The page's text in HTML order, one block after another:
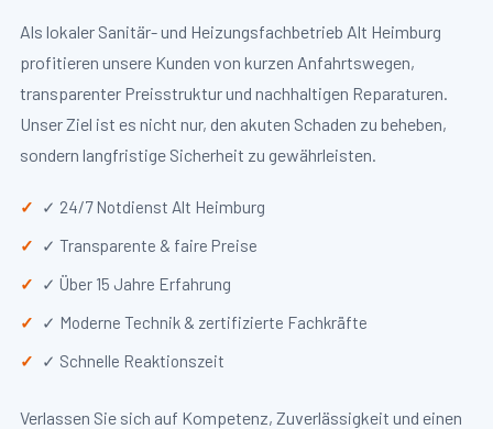
Als lokaler Sanitär- und Heizungsfachbetrieb Alt Heimburg
profitieren unsere Kunden von kurzen Anfahrtswegen,
transparenter Preisstruktur und nachhaltigen Reparaturen.
Unser Ziel ist es nicht nur, den akuten Schaden zu beheben,
sondern langfristige Sicherheit zu gewährleisten.
✓ 24/7 Notdienst Alt Heimburg
✓ Transparente & faire Preise
✓ Über 15 Jahre Erfahrung
✓ Moderne Technik & zertifizierte Fachkräfte
✓ Schnelle Reaktionszeit
Verlassen Sie sich auf Kompetenz, Zuverlässigkeit und einen